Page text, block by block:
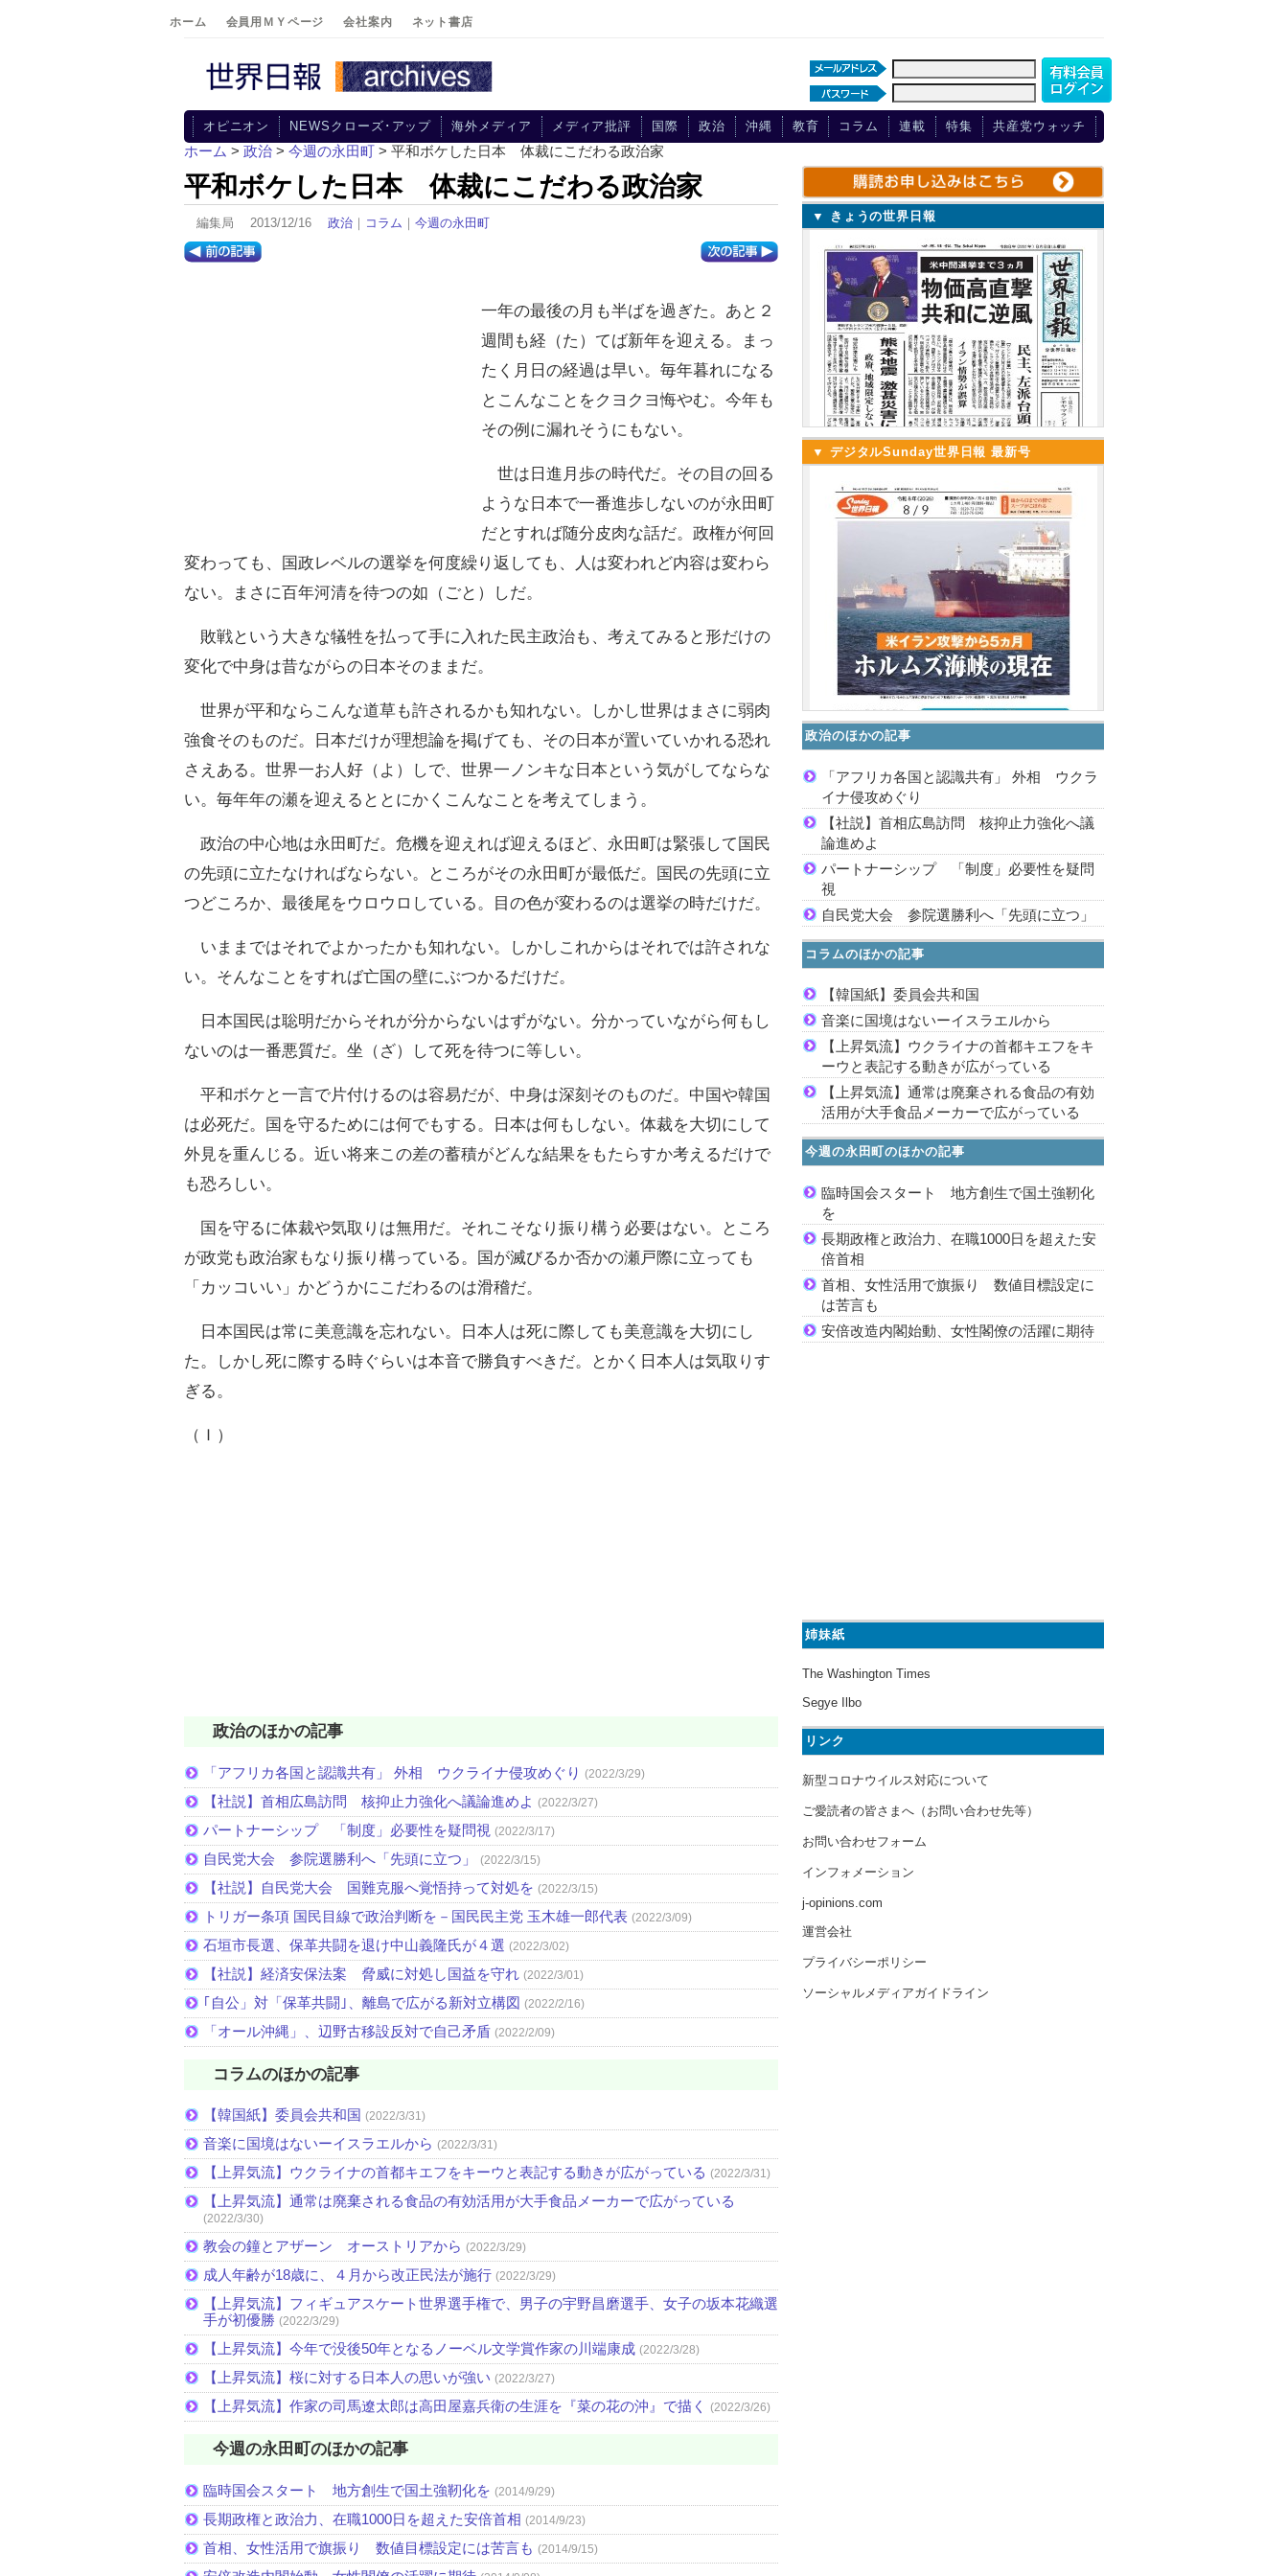
ホーム 会員用ＭＹページ 会社案内 ネット書店
オピニオン NEWSクローズ･アップ 海外メディア メディア批評 国際 政治 沖縄 教育 コラム 連載 特集 共産党ウォッチ
ホーム > 政治 > 今週の永田町 > 平和ボケした日本 体裁にこだわる政治家
平和ボケした日本 体裁にこだわる政治家
編集局 2013/12/16 政治 ｜ コラム ｜ 今週の永田町
一年の最後の月も半ばを過ぎた。あと２
週間も経（た）てば新年を迎える。まっ
たく月日の経過は早い。毎年暮れになる
とこんなことをクヨクヨ悔やむ。今年も
その例に漏れそうにもない。
世は日進月歩の時代だ。その目の回る
ような日本で一番進歩しないのが永田町
だとすれば随分皮肉な話だ。政権が何回
変わっても、国政レベルの選挙を何度繰り返しても、人は変われど内容は変わら
ない。まさに百年河清を待つの如（ごと）しだ。
敗戦という大きな犠牲を払って手に入れた民主政治も、考えてみると形だけの
変化で中身は昔ながらの日本そのままだ。
世界が平和ならこんな道草も許されるかも知れない。しかし世界はまさに弱肉
強食そのものだ。日本だけが理想論を掲げても、その日本が置いていかれる恐れ
さえある。世界一お人好（よ）しで、世界一ノンキな日本という気がしてならな
い。毎年年の瀬を迎えるととにかくこんなことを考えてしまう。
政治の中心地は永田町だ。危機を迎えれば迎えるほど、永田町は緊張して国民
の先頭に立たなければならない。ところがその永田町が最低だ。国民の先頭に立
つどころか、最後尾をウロウロしている。目の色が変わるのは選挙の時だけだ。
いままではそれでよかったかも知れない。しかしこれからはそれでは許されな
い。そんなことをすれば亡国の壁にぶつかるだけだ。
日本国民は聡明だからそれが分からないはずがない。分かっていながら何もし
ないのは一番悪質だ。坐（ざ）して死を待つに等しい。
平和ボケと一言で片付けるのは容易だが、中身は深刻そのものだ。中国や韓国
は必死だ。国を守るためには何でもする。日本は何もしない。体裁を大切にして
外見を重んじる。近い将来この差の蓄積がどんな結果をもたらすか考えるだけで
も恐ろしい。
国を守るに体裁や気取りは無用だ。それこそなり振り構う必要はない。ところ
が政党も政治家もなり振り構っている。国が滅びるか否かの瀬戸際に立っても
「カッコいい」かどうかにこだわるのは滑稽だ。
日本国民は常に美意識を忘れない。日本人は死に際しても美意識を大切にし
た。しかし死に際する時ぐらいは本音で勝負すべきだ。とかく日本人は気取りす
ぎる。
（Ｉ）
政治のほかの記事
「アフリカ各国と認識共有」 外相 ウクライナ侵攻めぐり (2022/3/29)
【社説】首相広島訪問 核抑止力強化へ議論進めよ (2022/3/27)
パートナーシップ 「制度」必要性を疑問視 (2022/3/17)
自民党大会 参院選勝利へ「先頭に立つ」 (2022/3/15)
【社説】自民党大会 国難克服へ覚悟持って対処を (2022/3/15)
トリガー条項 国民目線で政治判断を－国民民主党 玉木雄一郎代表 (2022/3/09)
石垣市長選、保革共闘を退け中山義隆氏が４選 (2022/3/02)
【社説】経済安保法案 脅威に対処し国益を守れ (2022/3/01)
｢自公」対「保革共闘｣、離島で広がる新対立構図 (2022/2/16)
「オール沖縄」、辺野古移設反対で自己矛盾 (2022/2/09)
コラムのほかの記事
【韓国紙】委員会共和国 (2022/3/31)
音楽に国境はないーイスラエルから (2022/3/31)
【上昇気流】ウクライナの首都キエフをキーウと表記する動きが広がっている (2022/3/31)
【上昇気流】通常は廃棄される食品の有効活用が大手食品メーカーで広がっている
(2022/3/30)
教会の鐘とアザーン オーストリアから (2022/3/29)
成人年齢が18歳に、４月から改正民法が施行 (2022/3/29)
【上昇気流】フィギュアスケート世界選手権で、男子の宇野昌磨選手、女子の坂本花織選
手が初優勝 (2022/3/29)
【上昇気流】今年で没後50年となるノーベル文学賞作家の川端康成 (2022/3/28)
【上昇気流】桜に対する日本人の思いが強い (2022/3/27)
【上昇気流】作家の司馬遼太郎は高田屋嘉兵衛の生涯を『菜の花の沖』で描く (2022/3/26)
今週の永田町のほかの記事
臨時国会スタート 地方創生で国土強靭化を (2014/9/29)
長期政権と政治力、在職1000日を超えた安倍首相 (2014/9/23)
首相、女性活用で旗振り 数値目標設定には苦言も (2014/9/15)
▼ きょうの世界日報
▼ デジタルSunday世界日報 最新号
政治のほかの記事
「アフリカ各国と認識共有」 外相 ウクラ
イナ侵攻めぐり
【社説】首相広島訪問 核抑止力強化へ議
論進めよ
パートナーシップ 「制度」必要性を疑問
視
自民党大会 参院選勝利へ「先頭に立つ」
コラムのほかの記事
【韓国紙】委員会共和国
音楽に国境はないーイスラエルから
【上昇気流】ウクライナの首都キエフをキ
ーウと表記する動きが広がっている
【上昇気流】通常は廃棄される食品の有効
活用が大手食品メーカーで広がっている
今週の永田町のほかの記事
臨時国会スタート 地方創生で国土強靭化
を
長期政権と政治力、在職1000日を超えた安
倍首相
首相、女性活用で旗振り 数値目標設定に
は苦言も
安倍改造内閣始動、女性閣僚の活躍に期待
姉妹紙
The Washington Times
Segye Ilbo
リンク
新型コロナウイルス対応について
ご愛読者の皆さまへ（お問い合わせ先等）
お問い合わせフォーム
インフォメーション
j-opinions.com
運営会社
プライバシーポリシー
ソーシャルメディアガイドライン